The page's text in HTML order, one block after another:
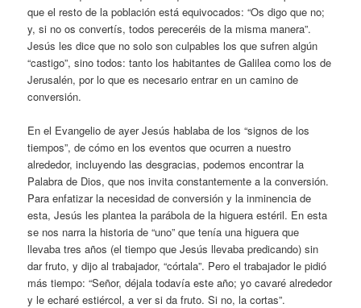
que el resto de la población está equivocados: “Os digo que no;
y, si no os convertís, todos pereceréis de la misma manera”.
Jesús les dice que no solo son culpables los que sufren algún
“castigo”, sino todos: tanto los habitantes de Galilea como los de
Jerusalén, por lo que es necesario entrar en un camino de
conversión.
En el Evangelio de ayer Jesús hablaba de los “signos de los
tiempos”, de cómo en los eventos que ocurren a nuestro
alrededor, incluyendo las desgracias, podemos encontrar la
Palabra de Dios, que nos invita constantemente a la conversión.
Para enfatizar la necesidad de conversión y la inminencia de
esta, Jesús les plantea la parábola de la higuera estéril. En esta
se nos narra la historia de “uno” que tenía una higuera que
llevaba tres años (el tiempo que Jesús llevaba predicando) sin
dar fruto, y dijo al trabajador, “córtala”. Pero el trabajador le pidió
más tiempo: “Señor, déjala todavía este año; yo cavaré alrededor
y le echaré estiércol, a ver si da fruto. Si no, la cortas”.